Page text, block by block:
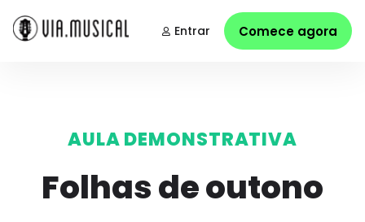
Entrar Comece agora
AULA DEMONSTRATIVA
Folhas de outono